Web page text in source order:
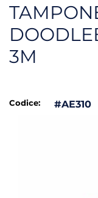
3M
Codice: #AE310